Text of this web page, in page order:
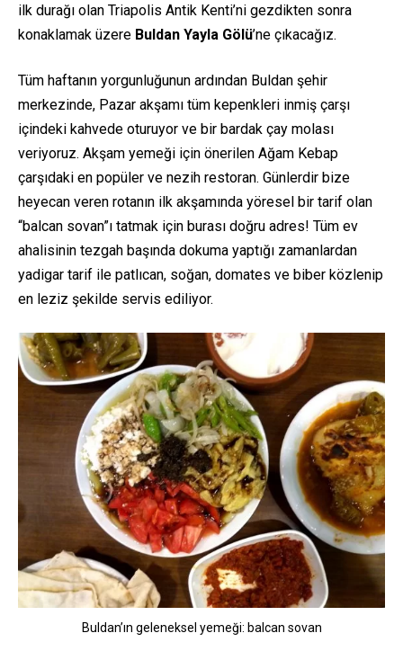
ilk durağı olan Triapolis Antik Kenti’ni gezdikten sonra
konaklamak üzere Buldan Yayla Gölü’ne çıkacağız.
Tüm haftanın yorgunluğunun ardından Buldan şehir
merkezinde, Pazar akşamı tüm kepenkleri inmiş çarşı
içindeki kahvede oturuyor ve bir bardak çay molası
veriyoruz. Akşam yemeği için önerilen Ağam Kebap
çarşıdaki en popüler ve nezih restoran. Günlerdir bize
heyecan veren rotanın ilk akşamında yöresel bir tarif olan
“balcan sovan”ı tatmak için burası doğru adres! Tüm ev
ahalisinin tezgah başında dokuma yaptığı zamanlardan
yadigar tarif ile patlıcan, soğan, domates ve biber közlenip
en leziz şekilde servis ediliyor.
Buldan’ın geleneksel yemeği: balcan sovan